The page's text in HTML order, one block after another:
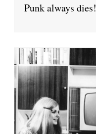
Punk always dies!